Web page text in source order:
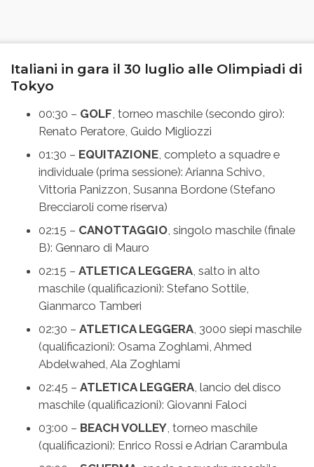
Italiani in gara il 30 luglio alle Olimpiadi di
Tokyo
00:30 – GOLF, torneo maschile (secondo giro):
Renato Peratore, Guido Migliozzi
01:30 – EQUITAZIONE, completo a squadre e
individuale (prima sessione): Arianna Schivo,
Vittoria Panizzon, Susanna Bordone (Stefano
Brecciaroli come riserva)
02:15 – CANOTTAGGIO, singolo maschile (finale
B): Gennaro di Mauro
02:15 – ATLETICA LEGGERA, salto in alto
maschile (qualificazioni): Stefano Sottile,
Gianmarco Tamberi
02:30 – ATLETICA LEGGERA, 3000 siepi maschile
(qualificazioni): Osama Zoghlami, Ahmed
Abdelwahed, Ala Zoghlami
02:45 – ATLETICA LEGGERA, lancio del disco
maschile (qualificazioni): Giovanni Faloci
03:00 – BEACH VOLLEY, torneo maschile
(qualificazioni): Enrico Rossi e Adrian Carambula